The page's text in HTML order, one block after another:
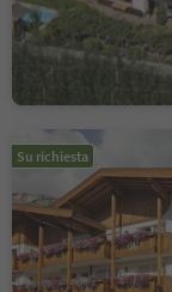
Su richiesta